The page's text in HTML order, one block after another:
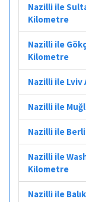
Nazilli ile
Kilometre
Nazilli ile
Kilometre
Nazilli ile Lviv
Nazilli ile
Nazilli ile
Nazilli ile
Kilometre
Nazilli ile